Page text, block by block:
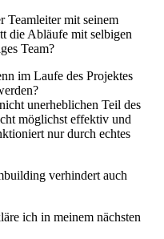
Teamleiter mit seinem
die Abläufe mit selbigen
Team?
im Laufe des Projektes
unerheblichen Teil des
möglichst effektiv und
nur durch echtes
verhindert auch
ich in meinem nächsten